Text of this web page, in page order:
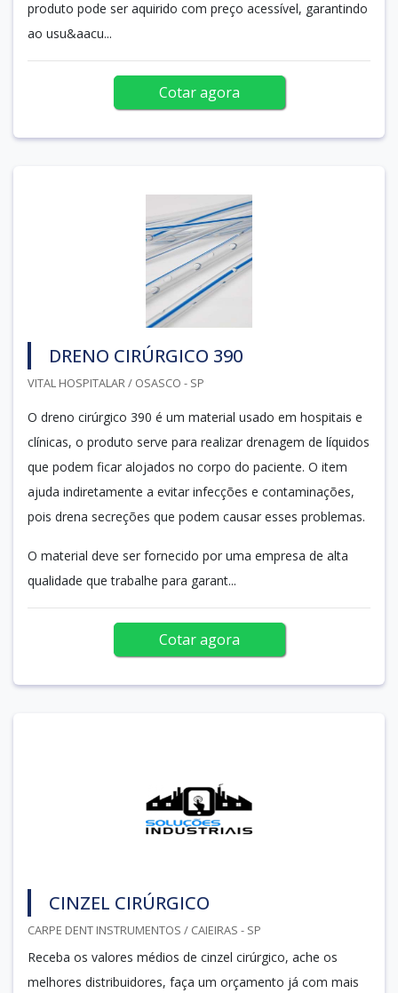
produto pode ser aquirido com preço acessível, garantindo
ao usu&aacu...
Cotar agora
DRENO CIRÚRGICO 390
VITAL HOSPITALAR / OSASCO - SP
O dreno cirúrgico 390 é um material usado em hospitais e
clínicas, o produto serve para realizar drenagem de líquidos
que podem ficar alojados no corpo do paciente. O item
ajuda indiretamente a evitar infecções e contaminações,
pois drena secreções que podem causar esses problemas.
O material deve ser fornecido por uma empresa de alta
qualidade que trabalhe para garant...
Cotar agora
CINZEL CIRÚRGICO
CARPE DENT INSTRUMENTOS / CAIEIRAS - SP
Receba os valores médios de cinzel cirúrgico, ache os
melhores distribuidores, faça um orçamento já com mais